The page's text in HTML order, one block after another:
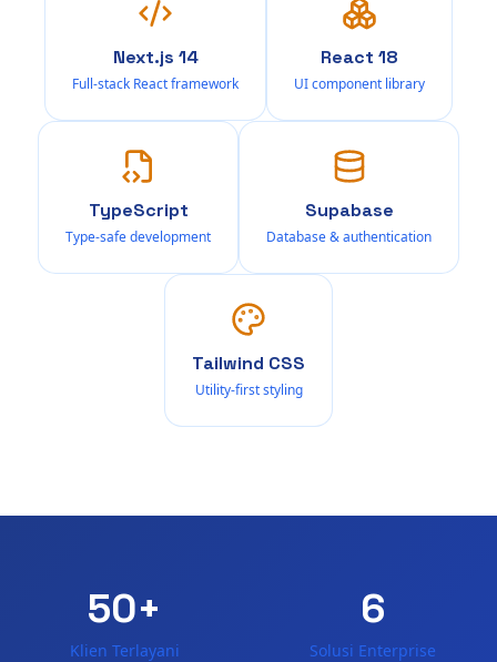
Next.js 14
Full-stack React framework
React 18
UI component library
TypeScript
Type-safe development
Supabase
Database & authentication
Tailwind CSS
Utility-first styling
50+
Klien Terlayani
6
Solusi Enterprise